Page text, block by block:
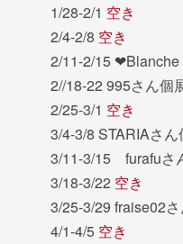
1/28-2/1 空き
2/4-2/8 空き
2/11-2/15
2//18-22 995さん
2/25-3/1 空き
3/4-3/8 STARIAさん
3/11-3/15 furafuさ
3/18-3/22 空き
3/25-3/29 fraise02
4/1-4/5 空き